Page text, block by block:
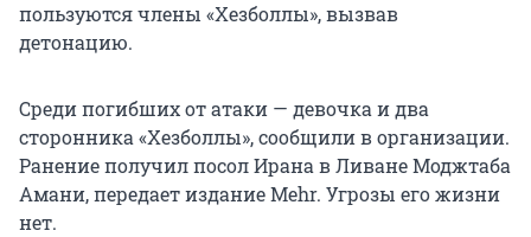
пользуются члены «Хезболлы», вызвав
детонацию.
Среди погибших от атаки — девочка и два
сторонника «Хезболлы», сообщили в организации.
Ранение получил посол Ирана в Ливане Моджтаба
Амани, передает издание Mehr. Угрозы его жизни
нет.